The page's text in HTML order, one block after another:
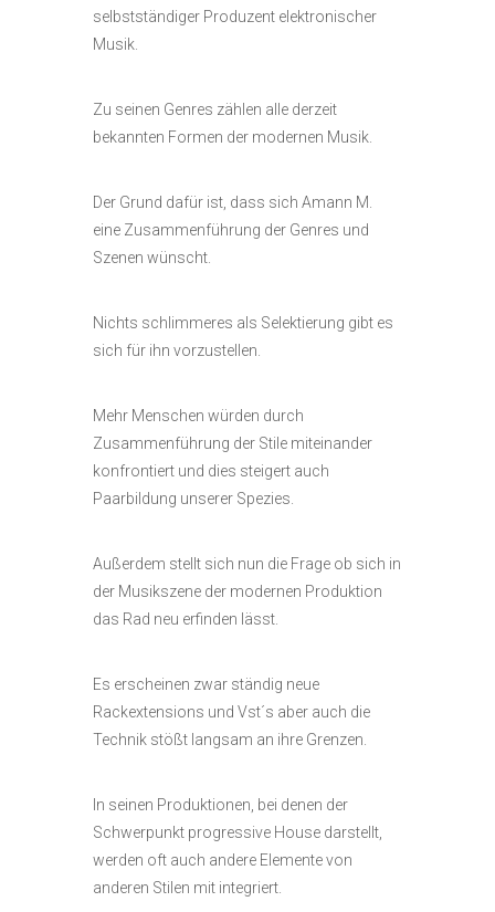
selbstständiger Produzent elektronischer
Musik.
Zu seinen Genres zählen alle derzeit
bekannten Formen der modernen Musik.
Der Grund dafür ist, dass sich Amann M.
eine Zusammenführung der Genres und
Szenen wünscht.
Nichts schlimmeres als Selektierung gibt es
sich für ihn vorzustellen.
Mehr Menschen würden durch
Zusammenführung der Stile miteinander
konfrontiert und dies steigert auch
Paarbildung unserer Spezies.
Außerdem stellt sich nun die Frage ob sich in
der Musikszene der modernen Produktion
das Rad neu erfinden lässt.
Es erscheinen zwar ständig neue
Rackextensions und Vst´s aber auch die
Technik stößt langsam an ihre Grenzen.
In seinen Produktionen, bei denen der
Schwerpunkt progressive House darstellt,
werden oft auch andere Elemente von
anderen Stilen mit integriert.